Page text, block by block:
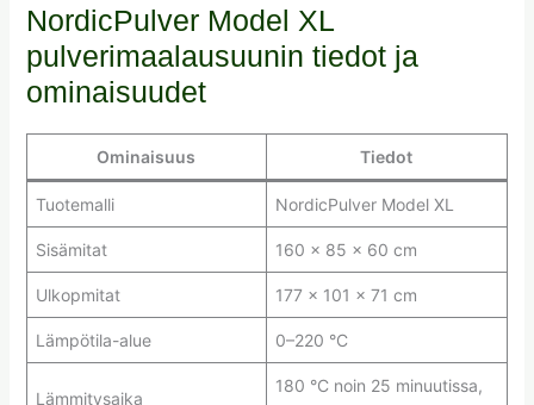
NordicPulver Model XL
pulverimaalausuunin tiedot ja
ominaisuudet
Ominaisuus Tiedot
Tuotemalli NordicPulver Model XL
Sisämitat 160 x 85 x 60 cm
Ulkopmitat 177 x 101 x 71 cm
Lämpötila-alue 0–220 °C
Lämmitysaika
180 °C noin 25 minuutissa,